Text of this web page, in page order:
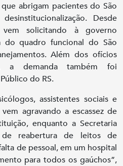
que abrigam pacientes do São
Desde
vem solicitando à governo
do quadro funcional do São
Além dos ofícios
a demanda também foi
do RS.
assistentes sociais e
agravando a escassez de
enquanto a Secretaria
de reabertura de leitos de
de pessoal, em um hospital
para todos os gaúchos”,